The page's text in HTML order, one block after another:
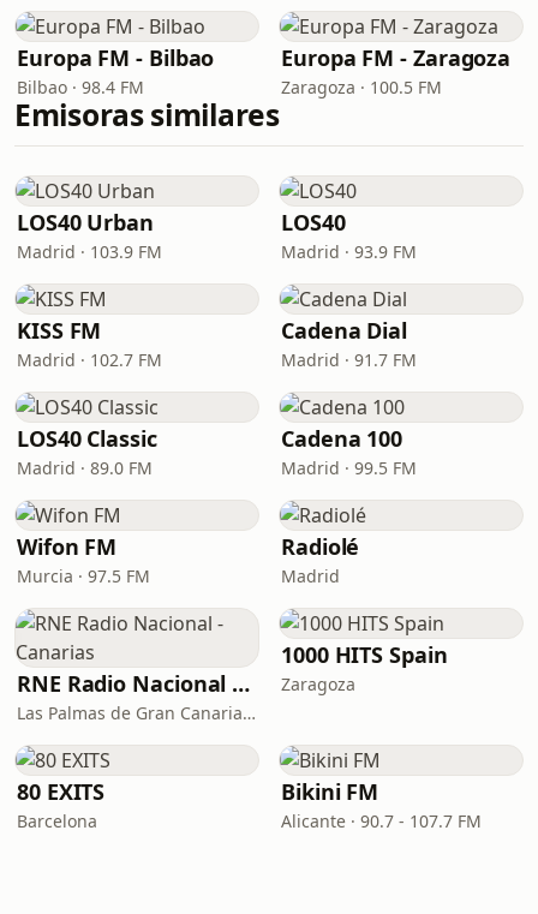
Europa FM - Bilbao
Bilbao · 98.4 FM
Europa FM - Zaragoza
Zaragoza · 100.5 FM
Emisoras similares
LOS40 Urban
Madrid · 103.9 FM
LOS40
Madrid · 93.9 FM
KISS FM
Madrid · 102.7 FM
Cadena Dial
Madrid · 91.7 FM
LOS40 Classic
Madrid · 89.0 FM
Cadena 100
Madrid · 99.5 FM
Wifon FM
Murcia · 97.5 FM
Radiolé
Madrid
RNE Radio Nacional - Canarias
Las Palmas de Gran Canaria · 92.8 FM
1000 HITS Spain
Zaragoza
80 EXITS
Barcelona
Bikini FM
Alicante · 90.7 - 107.7 FM